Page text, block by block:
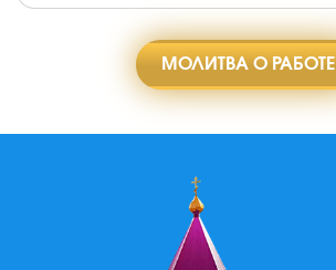
МОЛИТВА О РАБОТЕ